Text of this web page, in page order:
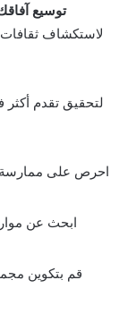
3. توسيع
لاستكشاف ثقافات
لتحقيق تقدم أكثر
احرص على ممارسة
ابحث عن
قم بتكوين